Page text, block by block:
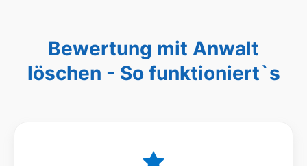
Bewertung mit Anwalt
löschen - So funktioniert`s